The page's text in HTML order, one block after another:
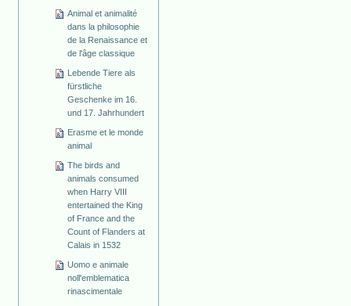
Animal et animalité
dans la philosophie
de la Renaissance et
de l'âge classique
Lebende Tiere als
fürstliche
Geschenke im 16.
und 17. Jahrhundert
Erasme et le monde
animal
The birds and
animals consumed
when Harry VIII
entertained the King
of France and the
Count of Flanders at
Calais in 1532
Uomo e animale
noll'emblematica
rinascimentale